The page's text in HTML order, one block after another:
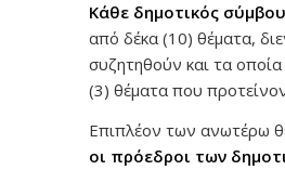
Κάθε δημοτικός
από δέκα (10) θέματα,
συζητηθούν και τα
(3) θέματα που
Επιπλέον των ανωτέρω
οι πρόεδροι των